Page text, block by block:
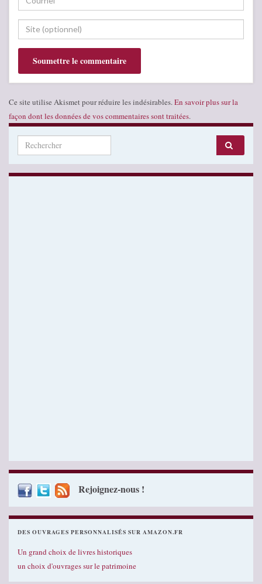
Ce site utilise Akismet pour réduire les indésirables. En savoir plus sur la
façon dont les données de vos commentaires sont traitées.
Search for:
Rejoignez-nous !
DES OUVRAGES PERSONNALISÉS SUR AMAZON.FR
Un grand choix de livres historiques
un choix d'ouvrages sur le patrimoine